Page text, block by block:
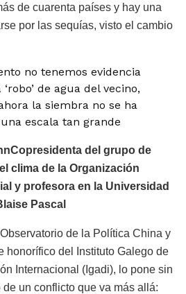
de cuarenta países y hay una
por las sequías, visto el cambio
no tenemos evidencia
de agua del vecino,
la siembra no se ha
escala tan grande
del grupo de
clima de la Organización
y profesora en la Universidad
Pascal
de la Política China y
honorífico del Instituto Galego de
Internacional (Igadi), lo pone sin
un conflicto que va más allá: